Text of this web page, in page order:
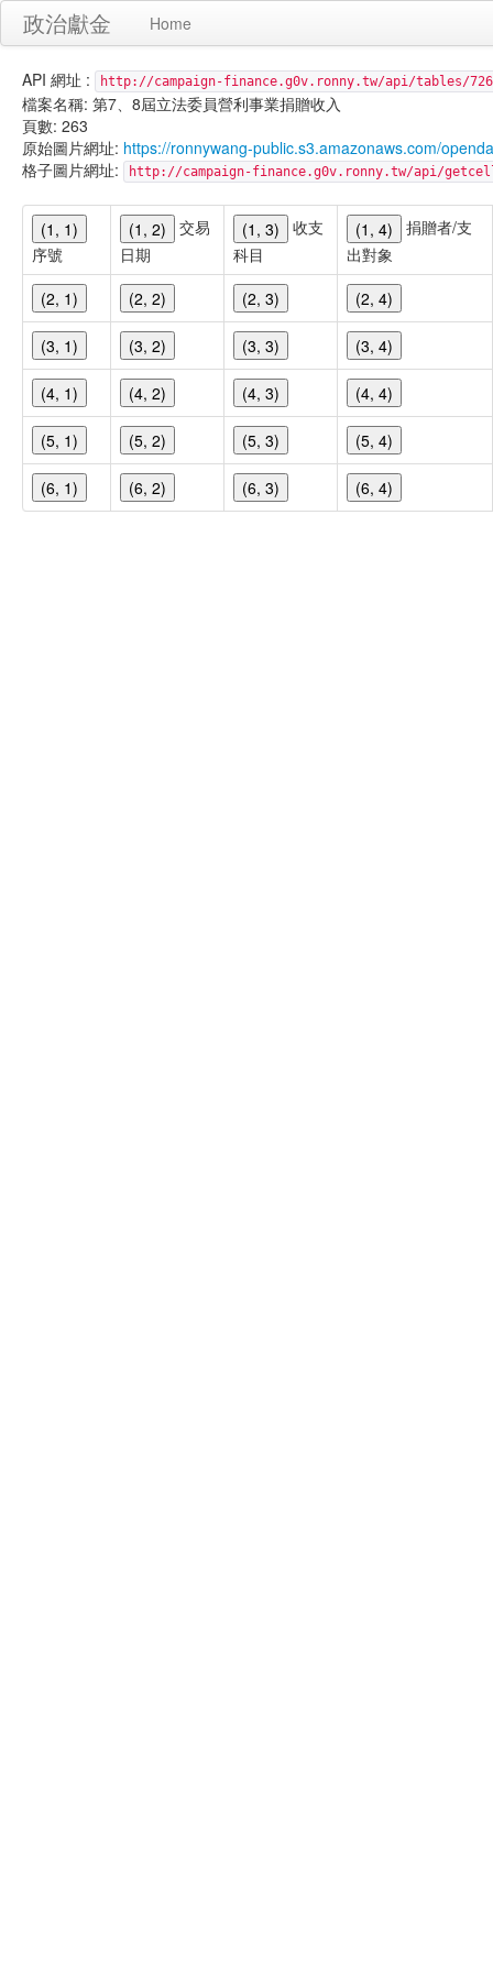
政治獻金 Home
API 網址 : http://campaign-finance.g0v.ronny.tw/api/tables/
檔案名稱: 第7、8屆立法委員營利事業捐贈收入
頁數: 263
原始圖片網址: https://ronnywang-public.s3.amazonaws.com/
格子圖片網址:
http://campaign-finance.g0v.ronny.tw/api/
(1, 1)
序號
(1, 2)
交易
日期
(1, 3)
收支
科目
(1, 4)
捐贈者/支
出對象
(2, 1)
(2, 2) (2, 3) (2, 4)
(3, 1) (3, 2) (3, 3) (3, 4)
(4, 1) (4, 2) (4, 3) (4, 4)
(5, 1) (5, 2) (5, 3) (5, 4)
(6, 1) (6, 2) (6, 3) (6, 4)